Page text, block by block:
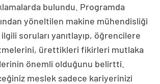
bulundu. Programda
yöneltilen makine mühendisliği
soruları yanıtlayıp, öğrencilere
ürettikleri fikirleri mutlaka
önemli olduğunu belirtti.
meslek sadece kariyerinizi